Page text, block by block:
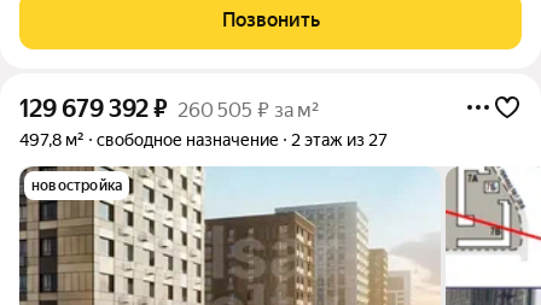
улицы Назначение: Офис Цена за кв.м: 290 967 руб. Цена за
офис: 51 201 463 руб.
Позвонить
129 679 392₽ 260 505 ₽ за м²
497,8 м² свободное назначение 2 этаж из 27
новостройка